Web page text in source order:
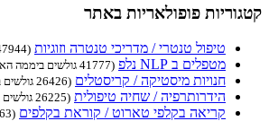
קטגוריות פופולאריות באתר
טיפול טנטרי / מדריכי טנטרה וזוגיות (47944 גולשים ביממה האחרונה)
מטפלים ב NLP נלפ (41777 גולשים ביממה האחרונה)
חנויות מיסטיקה / קריסטלים (26426 גולשים ביממה האחרונה)
הידרותרפיה / שחיה טיפולית (26225 גולשים ביממה האחרונה)
קריאה בקלפי טארוט / קוראת בקלפים